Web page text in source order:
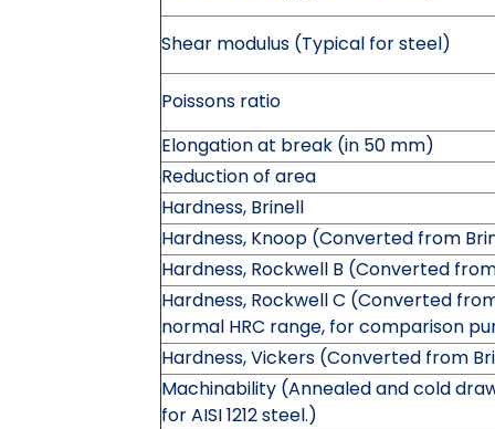
Shear modulus (Typical for steel)
Poissons ratio
Elongation at break (in 50 mm)
Reduction of area
Hardness, Brinell
Hardness, Knoop (Converted from
Hardness, Rockwell B (Converted
Hardness, Rockwell C (Converted
normal HRC range, for comparison
Hardness, Vickers (Converted from
Machinability (Annealed and cold
for AISI 1212 steel.)